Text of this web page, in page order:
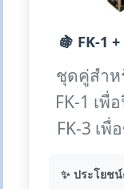
🍇 FK-1
ชุดคู่สำห
FK-1 เพื่
FK-3 เ
✨ ประโยช